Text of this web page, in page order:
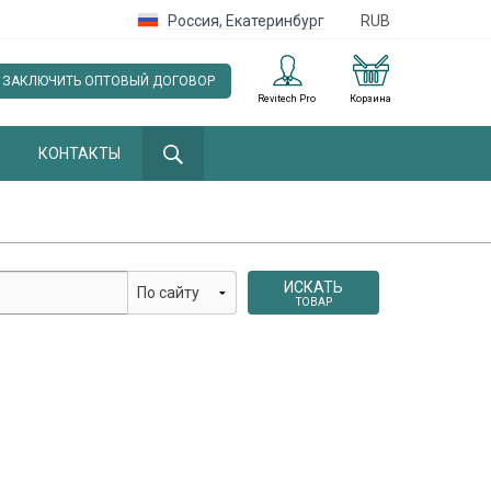
Россия, Екатеринбург RUB
Корзина
Revitech Pro
ЗАКЛЮЧИТЬ ОПТОВЫЙ ДОГОВОР
КОНТАКТЫ
ИСКАТЬ
ТОВАР